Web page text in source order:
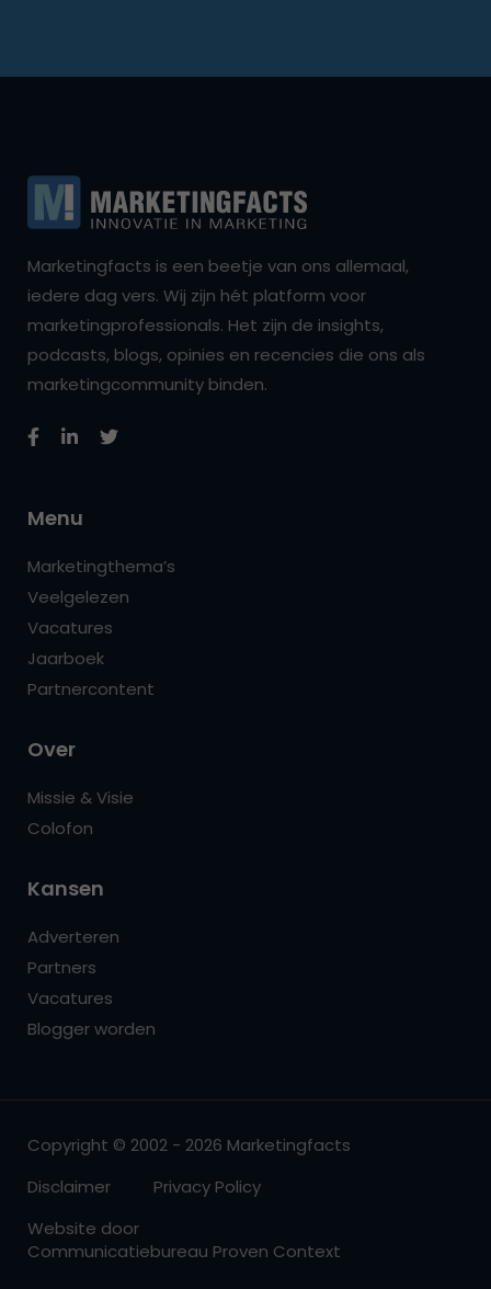
Marketingfacts is een beetje van ons allemaal,
iedere dag vers. Wij zijn hét platform voor
marketingprofessionals. Het zijn de insights,
podcasts, blogs, opinies en recencies die ons als
marketingcommunity binden.
Menu
Marketingthema’s
Veelgelezen
Vacatures
Jaarboek
Partnercontent
Over
Missie & Visie
Colofon
Kansen
Adverteren
Partners
Vacatures
Blogger worden
Copyright © 2002 - 2026 Marketingfacts
Disclaimer
Privacy Policy
Website door
Communicatiebureau Proven Context